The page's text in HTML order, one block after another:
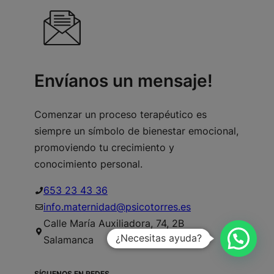
Envíanos un mensaje!
Comenzar un proceso terapéutico es
siempre un símbolo de bienestar emocional,
promoviendo tu crecimiento y
conocimiento personal.
653 23 43 36
info.maternidad@psicotorres.es
Calle María Auxiliadora, 74, 2B
Salamanca
¿Necesitas ayuda?